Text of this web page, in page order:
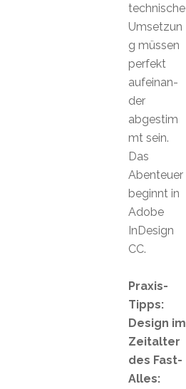
technische
Umsetzun
g müssen
perfekt
aufeinan-
der
abgestim
mt sein.
Das
Abenteuer
beginnt in
Adobe
InDesign
CC.
Praxis-
Tipps:
Design im
Zeitalter
des Fast-
Alles: